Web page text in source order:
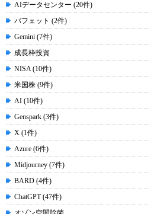
AIデータセンター (20件)
バフェット (2件)
Gemini (7件)
成長枠投資
NISA (10件)
米国株 (9件)
AI (10件)
Genspark (3件)
X (1件)
Azure (6件)
Midjourney (7件)
BARD (4件)
ChatGPT (47件)